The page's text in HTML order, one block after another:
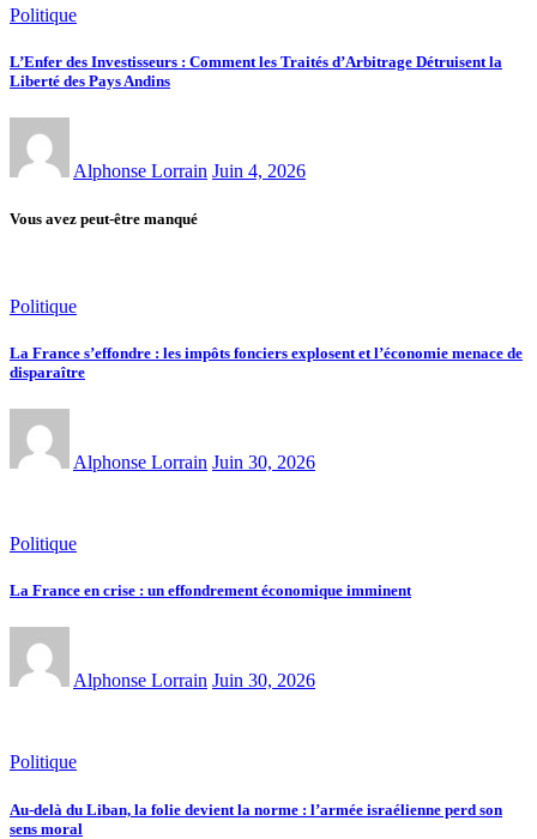
Politique
L’Enfer des Investisseurs : Comment les Traités d’Arbitrage Détruisent la
Liberté des Pays Andins
Alphonse Lorrain Juin 4, 2026
Vous avez peut-être manqué
Politique
La France s’effondre : les impôts fonciers explosent et l’économie menace de
disparaître
Alphonse Lorrain Juin 30, 2026
Politique
La France en crise : un effondrement économique imminent
Alphonse Lorrain Juin 30, 2026
Politique
Au-delà du Liban, la folie devient la norme : l’armée israélienne perd son
sens moral